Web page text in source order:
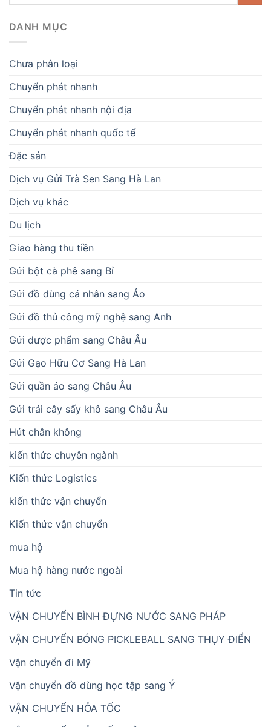
DANH MỤC
Chưa phân loại
Chuyển phát nhanh
Chuyển phát nhanh nội địa
Chuyển phát nhanh quốc tế
Đặc sản
Dịch vụ Gửi Trà Sen Sang Hà Lan
Dịch vụ khác
Du lịch
Giao hàng thu tiền
Gửi bột cà phê sang Bỉ
Gửi đồ dùng cá nhân sang Áo
Gửi đồ thủ công mỹ nghệ sang Anh
Gửi dược phẩm sang Châu Âu
Gửi Gạo Hữu Cơ Sang Hà Lan
Gửi quần áo sang Châu Âu
Gửi trái cây sấy khô sang Châu Âu
Hút chân không
kiến thức chuyên ngành
Kiến thức Logistics
kiến thức vận chuyển
Kiến thức vận chuyển
mua hộ
Mua hộ hàng nước ngoài
Tin tức
VẬN CHUYỂN BÌNH ĐỰNG NƯỚC SANG PHÁP
VẬN CHUYỂN BÓNG PICKLEBALL SANG THỤY ĐIỂN
Vận chuyển đi Mỹ
Vận chuyển đồ dùng học tập sang Ý
VẬN CHUYỂN HỎA TỐC